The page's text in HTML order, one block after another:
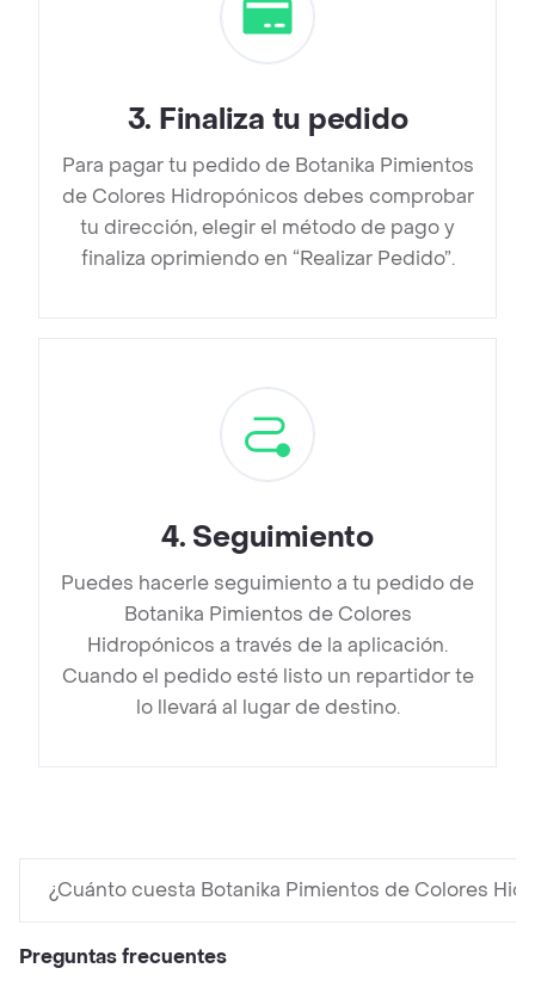
3. Finaliza tu pedido
Para pagar tu pedido de Botanika Pimientos
de Colores Hidropónicos debes comprobar
tu dirección, elegir el método de pago y
finaliza oprimiendo en “Realizar Pedido”.
4. Seguimiento
Puedes hacerle seguimiento a tu pedido de
Botanika Pimientos de Colores
Hidropónicos a través de la aplicación.
Cuando el pedido esté listo un repartidor te
lo llevará al lugar de destino.
¿Cuánto cuesta Botanika Pimientos de Colores
Preguntas frecuentes